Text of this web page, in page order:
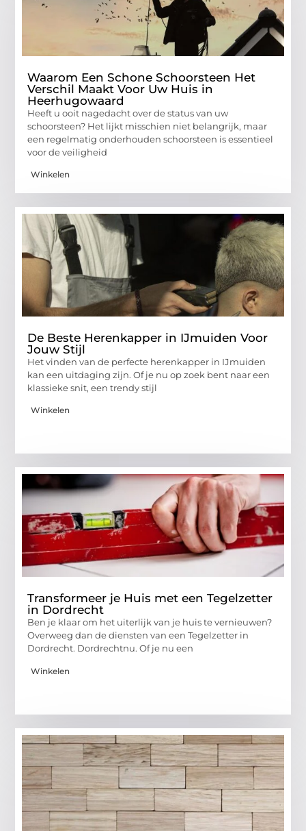
Waarom Een Schone Schoorsteen Het
Verschil Maakt Voor Uw Huis in
Heerhugowaard
Heeft u ooit nagedacht over de status van uw
schoorsteen? Het lijkt misschien niet belangrijk, maar
een regelmatig onderhouden schoorsteen is essentieel
voor de veiligheid
Winkelen
De Beste Herenkapper in IJmuiden Voor
Jouw Stijl
Het vinden van de perfecte herenkapper in IJmuiden
kan een uitdaging zijn. Of je nu op zoek bent naar een
klassieke snit, een trendy stijl
Winkelen
Transformeer je Huis met een Tegelzetter
in Dordrecht
Ben je klaar om het uiterlijk van je huis te vernieuwen?
Overweeg dan de diensten van een Tegelzetter in
Dordrecht. Dordrechtnu. Of je nu een
Winkelen